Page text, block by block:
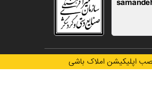
اپلیکیشن املاک باشی
متعلق به املاک باشی می باشد.